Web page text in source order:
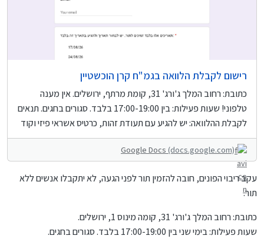
רישום לקבלת הלוואה בגמ"ח קרן הוכשטיין
כתובת: רחוב המלך ג'ורג' 31, קומת מרתף, ירושלים. אין מענה
טלפוני! שעות פעילות: בין 17:00-19:00 בלבד. סגורים בחגים. תנאים
לקבלת ההלוואה: יש להגיע עם תעודת זהות, כרטיס אשראי פיזי וקוד
סודי של הכרטיס. בנוסף, מסגרת אשראי פנויה לפחות בגודל
ההלוואה המבוקשת. נותנים 15000 ש"ח ב 10 תשלומים.Google Docs (docs.google.com)
עקב ריבוי הפונים, חובה להזמין תור לפני הגעה, לא יתקבלו אנשים ללא
תור.
כתובת: רחוב המלך ג'ורג' 31, קומה מינוס 1, ירושלים.
שעות פעילות: בימי שני בין 17:00-19:00 בלבד. סגורים בחגים.